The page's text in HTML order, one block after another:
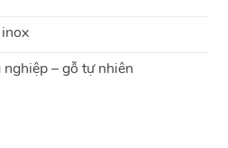
– gỗ tự nhiên